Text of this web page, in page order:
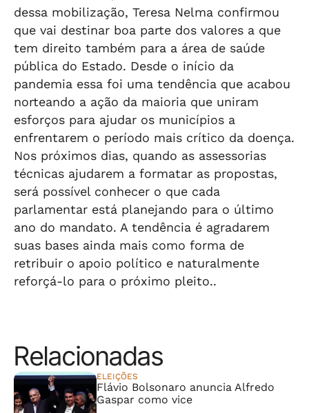
dessa mobilização, Teresa Nelma confirmou
que vai destinar boa parte dos valores a que
tem direito também para a área de saúde
pública do Estado. Desde o início da
pandemia essa foi uma tendência que acabou
norteando a ação da maioria que uniram
esforços para ajudar os municípios a
enfrentarem o período mais crítico da doença.
Nos próximos dias, quando as assessorias
técnicas ajudarem a formatar as propostas,
será possível conhecer o que cada
parlamentar está planejando para o último
ano do mandato. A tendência é agradarem
suas bases ainda mais como forma de
retribuir o apoio político e naturalmente
reforçá-lo para o próximo pleito..
Relacionadas
ELEIÇÕES
Flávio Bolsonaro anuncia Alfredo
Gaspar como vice